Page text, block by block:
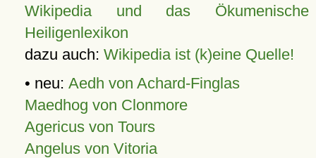
Wikipedia und das Ökumenische
Heiligenlexikon
dazu auch: Wikipedia ist (k)eine Quelle!
• neu: Aedh von Achard-Finglas
Maedhog von Clonmore
Agericus von Tours
Angelus von Vitoria